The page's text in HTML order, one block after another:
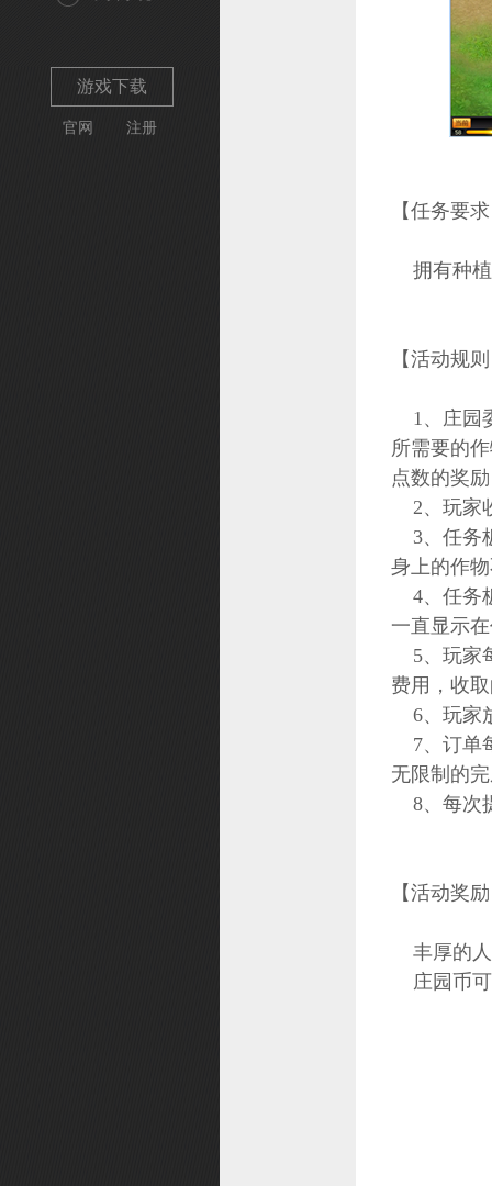
游戏下载
官网 注册
【任务要
拥有种植
【活动规
1、庄园
所需要的
点数的奖
2、玩家
3、任务
身上的作
4、任务
一直显示
5、玩家
费用，收
6、玩家
7、订单
无限制的
8、每次
【活动奖
丰厚的人
庄园币可